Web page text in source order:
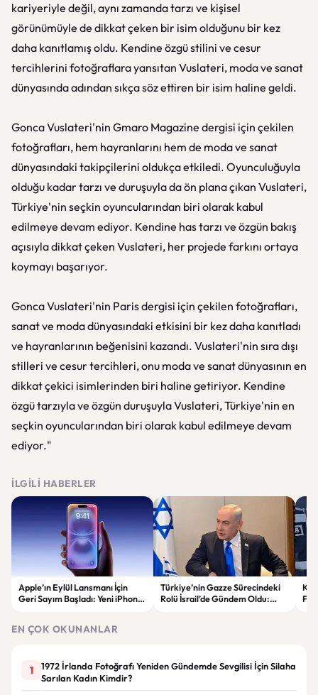
kariyeriyle değil, aynı zamanda tarzı ve kişisel
görünümüyle de dikkat çeken bir isim olduğunu bir kez
daha kanıtlamış oldu. Kendine özgü stilini ve cesur
tercihlerini fotoğraflara yansıtan Vuslateri, moda ve sanat
dünyasında adından sıkça söz ettiren bir isim haline geldi.
Gonca Vuslateri'nin Gmaro Magazine dergisi için çekilen
fotoğrafları, hem hayranlarını hem de moda ve sanat
dünyasındaki takipçilerini oldukça etkiledi. Oyunculuğuyla
olduğu kadar tarzı ve duruşuyla da ön plana çıkan Vuslateri,
Türkiye'nin seçkin oyuncularından biri olarak kabul
edilmeye devam ediyor. Kendine has tarzı ve özgün bakış
açısıyla dikkat çeken Vuslateri, her projede farkını ortaya
koymayı başarıyor.
Gonca Vuslateri'nin Paris dergisi için çekilen fotoğrafları,
sanat ve moda dünyasındaki etkisini bir kez daha kanıtladı
ve hayranlarının beğenisini kazandı. Vuslateri'nin sıra dışı
stilleri ve cesur tercihleri, onu moda ve sanat dünyasının en
dikkat çekici isimlerinden biri haline getiriyor. Kendine
özgü tarzıyla ve özgün duruşuyla Vuslateri, Türkiye'nin en
seçkin oyuncularından biri olarak kabul edilmeye devam
ediyor."
İLGILI HABERLER
Apple’ın Eylül Lansmanı İçin
Geri Sayım Başladı: Yeni iPhone
Türkiye’nin Gazze Sürecindeki
Rolü İsrail’de Gündem Oldu:
EN ÇOK OKUNANLAR
1
1972 İrlanda Fotoğrafı Yeniden Gündemde Sevgilisi İçin Silaha
Sarılan Kadın Kimdir?